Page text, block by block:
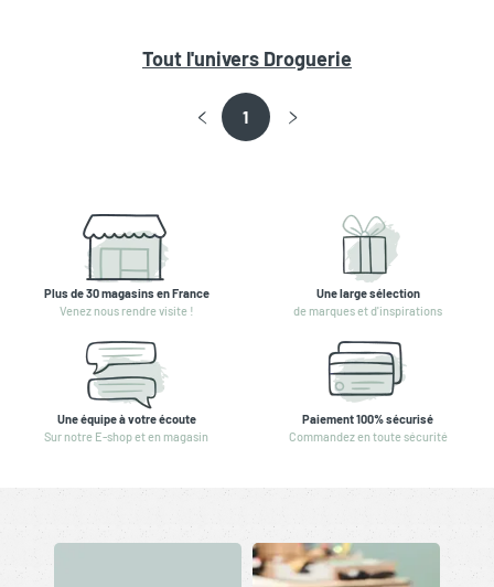
Tout l'univers Droguerie
1
Plus de 30 magasins en France
Venez nous rendre visite !
Une large sélection
de marques et d'inspirations
Une équipe à votre écoute
Sur notre E-shop et en magasin
Paiement 100% sécurisé
Commandez en toute sécurité